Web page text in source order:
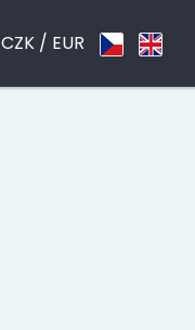
CZK / EUR